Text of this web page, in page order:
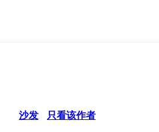
沙发 只看该作者